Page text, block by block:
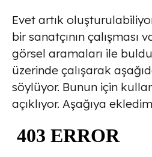
Evet artık
bir sanatçının çalışması
görsel aramaları ile
üzerinde çalışarak
söylüyor. Bunun için
açıklıyor. Aşağıya